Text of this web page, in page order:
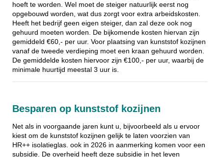
hoeft te worden. Wel moet de steiger natuurlijk eerst nog
opgebouwd worden, wat dus zorgt voor extra arbeidskosten.
Heeft het bedrijf geen eigen steiger, dan zal deze ook nog
gehuurd moeten worden. De bijkomende kosten hiervan zijn
gemiddeld €60,- per uur. Voor plaatsing van kunststof kozijnen
vanaf de tweede verdieping moet een kraan gehuurd worden.
De gemiddelde kosten hiervoor zijn €100,- per uur, waarbij de
minimale huurtijd meestal 3 uur is.
Besparen op kunststof kozijnen
Net als in voorgaande jaren kunt u, bijvoorbeeld als u ervoor
kiest om de kunststof kozijnen gelijk te laten voorzien van
HR++ isolatieglas. ook in 2026 in aanmerking komen voor een
subsidie. De overheid heeft deze subsidie in het leven